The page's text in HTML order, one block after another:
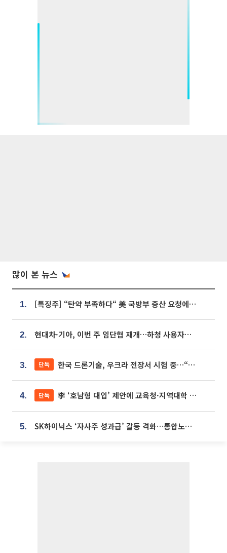
많이 본 뉴스
1. [특징주] “탄약 부족하다“ 美 국방부 증산 요청에⋯국내 방산주 급등세
2. 현대차·기아, 이번 주 임단협 재개…하청 사용자성 재심도 ‘변수’
3. 단독 한국 드론기술, 우크라 전장서 시험 중…“스타트업 여러 곳 참여”
4. 단독 李 ‘호남형 대입’ 제안에 교육청·지역대학 서·논술형 입시 연계 '착수'
5. SK하이닉스 ‘자사주 성과급’ 갈등 격화…통합노조 출범 움직임